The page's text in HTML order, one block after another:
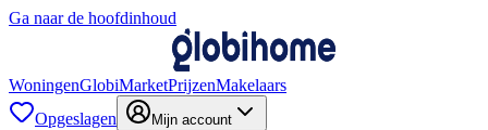
Ga naar de hoofdinhoud
WoningenGlobiMarketPrijzenMakelaars
Opgeslagen
Mijn account